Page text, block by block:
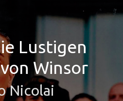
Lustigen
Winsor
Nicolai